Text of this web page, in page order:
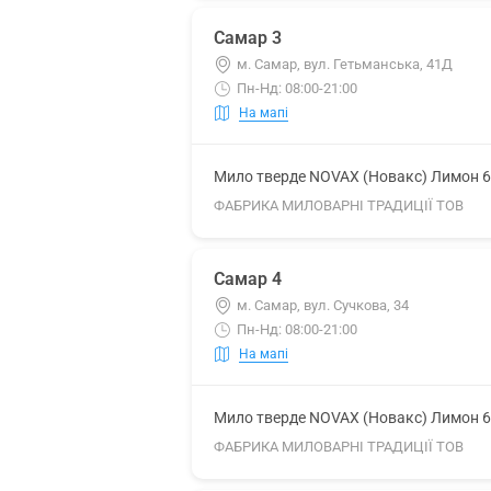
Самар 3
м. Самар, вул. Гетьманська, 41Д
Пн-Нд: 08:00-21:00
На мапі
Мило тверде NOVAX (Новакс) Лимон
ФАБРИКА МИЛОВАРНІ ТРАДИЦІЇ ТОВ
Самар 4
м. Самар, вул. Сучкова, 34
Пн-Нд: 08:00-21:00
На мапі
Мило тверде NOVAX (Новакс) Лимон
ФАБРИКА МИЛОВАРНІ ТРАДИЦІЇ ТОВ